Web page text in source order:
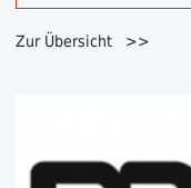
Zur Übersicht >>